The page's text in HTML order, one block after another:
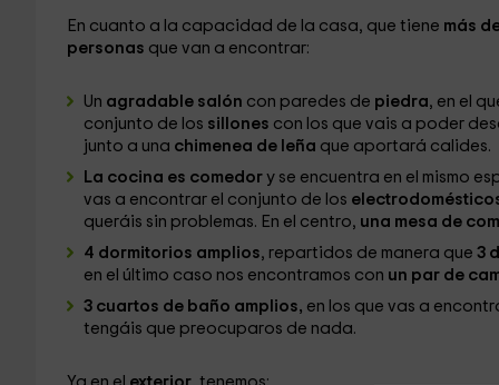
En cuanto a la capacidad de la casa, que tiene más
personas que van a encontrar:
Un agradable salón con paredes de piedra, en el
conjunto de los sillones con los que vais a poder
junto a una chimenea de leña que aportará calides.
La cocina es comedory se encuentra en el mismo
vas a encontrar el conjunto de los
queráis sin problemas. En el centro, una mesa de
4 dormitorios amplios, repartidos de manera que 3
en el último caso nos encontramos con un par de
3 cuartos de baño amplios, en los que vas a
tengáis que preocuparos de nada.